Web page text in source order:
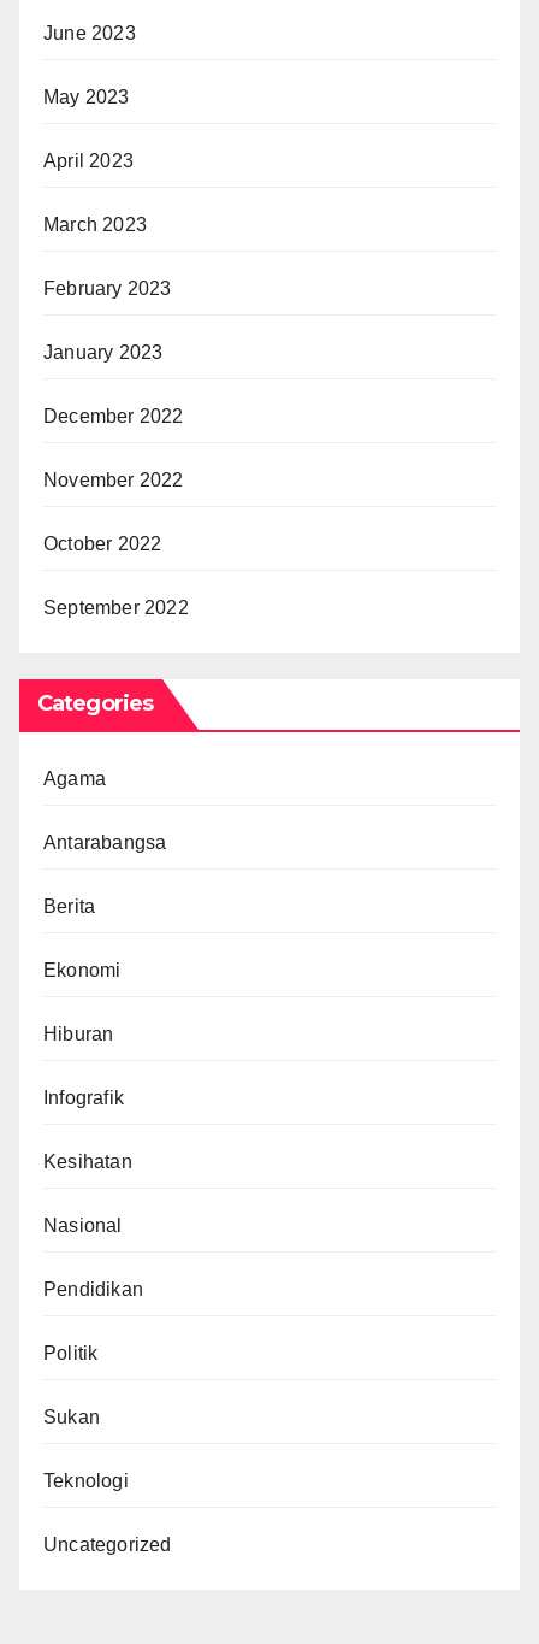
June 2023
May 2023
April 2023
March 2023
February 2023
January 2023
December 2022
November 2022
October 2022
September 2022
Categories
Agama
Antarabangsa
Berita
Ekonomi
Hiburan
Infografik
Kesihatan
Nasional
Pendidikan
Politik
Sukan
Teknologi
Uncategorized